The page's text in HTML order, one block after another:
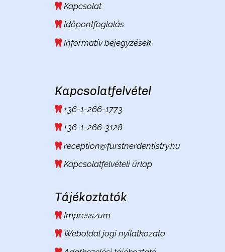
Kapcsolat
Időpontfoglalás
Informatív bejegyzések
Kapcsolatfelvétel
+36-1-266-1773
+36-1-266-3128
reception@furstnerdentistry.hu
Kapcsolatfelvételi űrlap
Tájékoztatók
Impresszum
Weboldal jogi nyilatkozata